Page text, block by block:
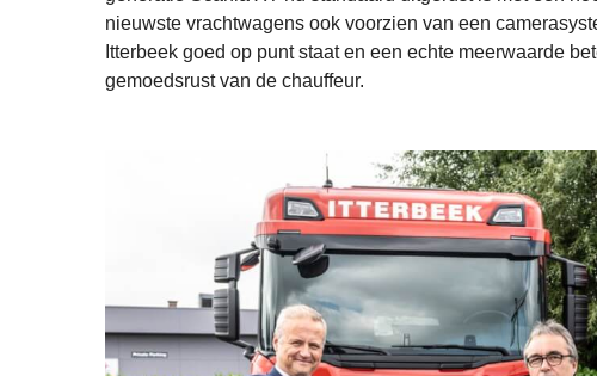
nieuwste vrachtwagens ook voorzien van een
Itterbeek goed op punt staat en een echte meerwaarde
gemoedsrust van de chauffeur.